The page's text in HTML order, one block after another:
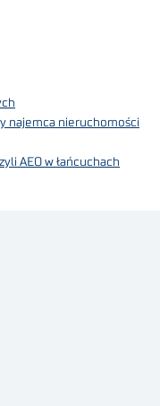
najemca nieruchomości
AEO w łańcuchach